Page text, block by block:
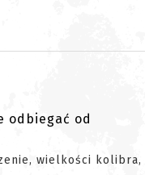
odbiegać od
wielkości kolibra,